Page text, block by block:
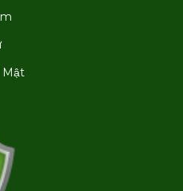
Mật